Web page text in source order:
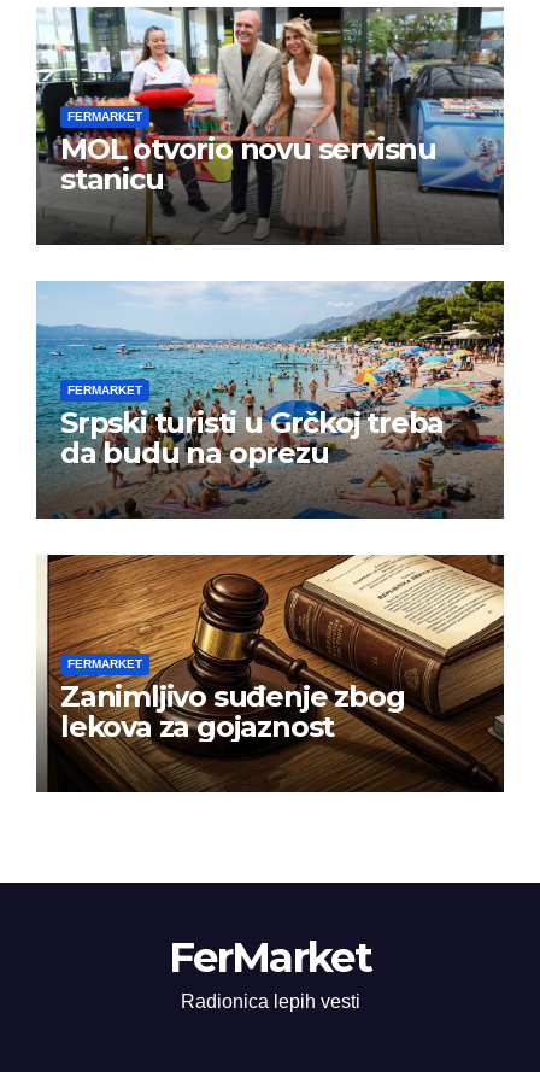
FERMARKET
MOL otvorio novu servisnu
stanicu
FERMARKET
Srpski turisti u Grčkoj treba
da budu na oprezu
FERMARKET
Zanimljivo suđenje zbog
lekova za gojaznost
FerMarket
Radionica lepih vesti